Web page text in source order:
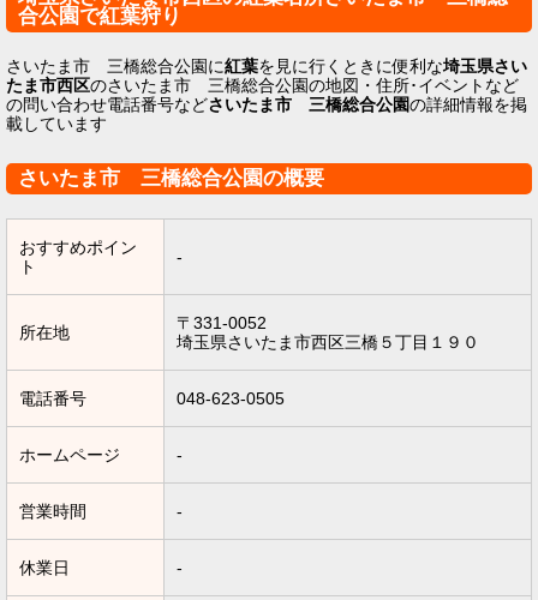
合公園で紅葉狩り
さいたま市 三橋総合公園に紅葉を見に行くときに便利な埼玉県さい
たま市西区のさいたま市 三橋総合公園の地図・住所･イベントなど
の問い合わせ電話番号などさいたま市 三橋総合公園の詳細情報を掲
載しています
さいたま市 三橋総合公園の概要
おすすめポイン
ト
-
所在地
〒331-0052
埼玉県さいたま市西区三橋５丁目１９０
電話番号 048-623-0505
ホームページ -
営業時間 -
休業日 -